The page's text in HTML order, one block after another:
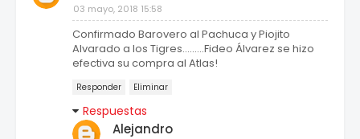
03 mayo, 2018 15:58
Confirmado Barovero al Pachuca y Piojito
Alvarado a los Tigres.........Fideo Álvarez se hizo
efectiva su compra al Atlas!
Responder Eliminar
Respuestas
Alejandro